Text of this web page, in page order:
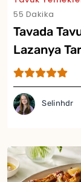
55 Dakika
Tavada
Lazanya
Selinhdr